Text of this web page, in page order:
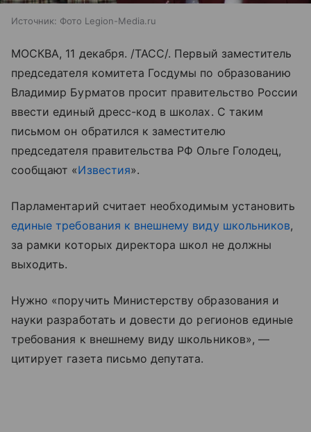
Источник: Фото Legion-Media.ru
МОСКВА, 11 декабря. /ТАСС/. Первый заместитель
председателя комитета Госдумы по образованию
Владимир Бурматов просит правительство России
ввести единый дресс-код в школах. С таким
письмом он обратился к заместителю
председателя правительства РФ Ольге Голодец,
сообщают «Известия».
Парламентарий считает необходимым установить
единые требования к внешнему виду школьников,
за рамки которых директора школ не должны
выходить.
Нужно «поручить Министерству образования и
науки разработать и довести до регионов единые
требования к внешнему виду школьников», —
цитирует газета письмо депутата.